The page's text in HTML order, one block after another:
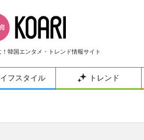
韓国エンタメ・トレンド情報サイト
フスタイル トレンド